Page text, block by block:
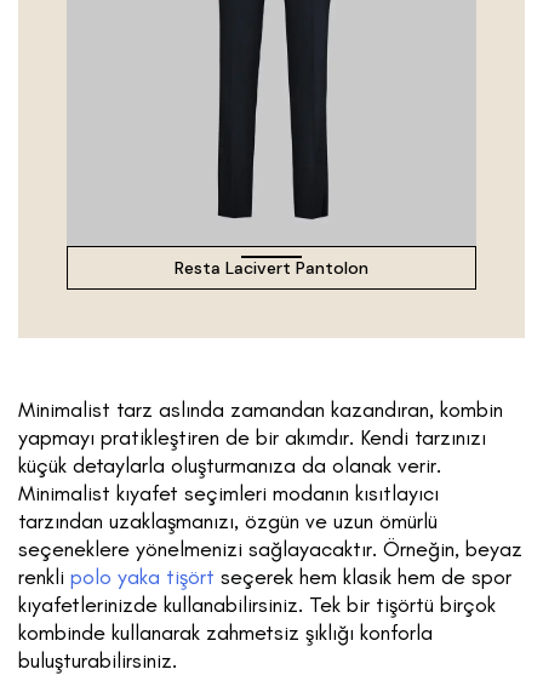
Resta Lacivert Pantolon
Minimalist tarz aslında zamandan kazandıran, kombin
yapmayı pratikleştiren de bir akımdır. Kendi tarzınızı
küçük detaylarla oluşturmanıza da olanak verir.
Minimalist kıyafet seçimleri modanın kısıtlayıcı
tarzından uzaklaşmanızı, özgün ve uzun ömürlü
seçeneklere yönelmenizi sağlayacaktır. Örneğin, beyaz
renkli polo yaka tişört seçerek hem klasik hem de spor
kıyafetlerinizde kullanabilirsiniz. Tek bir tişörtü birçok
kombinde kullanarak zahmetsiz şıklığı konforla
buluşturabilirsiniz.